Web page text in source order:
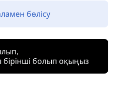
бөлісу
болып оқыңыз